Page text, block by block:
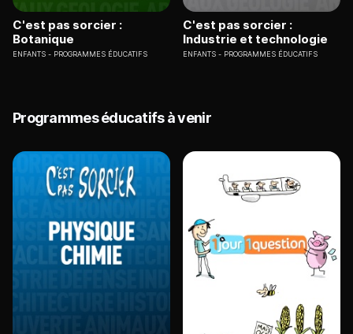
C'est pas sorcier :
Botanique
ENFANTS PROGRAMMES ÉDUCATIFS
C'est pas sorcier :
Industrie et technologie
ENFANTS PROGRAMMES ÉDUCATIFS
Programmes éducatifs à venir